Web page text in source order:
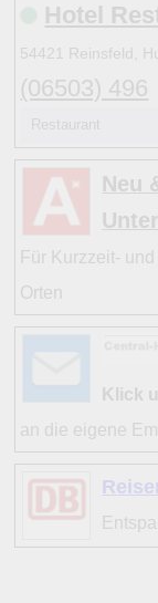
Hotel
54421 Reinsfeld,
(06503) 496
Restaurant
Neu
Für Kurzzeit-
Orten
Klick
an die eigene
10 1 2
13 1 3
13 1 1
Hinweise:
zu b)
zu c) Das
und
Alle
Bewertungen